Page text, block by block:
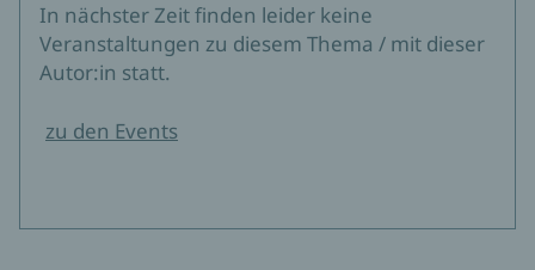
In nächster Zeit finden leider keine
Veranstaltungen zu diesem Thema / mit dieser
Autor:in statt.
zu den Events